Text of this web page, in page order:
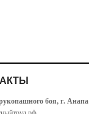
боя, г. Анапа